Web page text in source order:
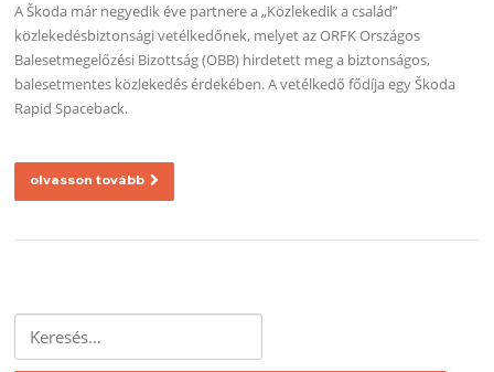
A Škoda már negyedik éve partnere a „Közlekedik a család”
közlekedésbiztonsági vetélkedőnek, melyet az ORFK Országos
Balesetmegelőzési Bizottság (OBB) hirdetett meg a biztonságos,
balesetmentes közlekedés érdekében. A vetélkedő fődíja egy Škoda
Rapid Spaceback.
olvasson tovább